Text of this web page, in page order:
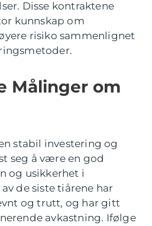
Disse kontraktene
kunnskap om
risiko sammenlignet
Målinger om
stabil investering og
seg å være en god
og usikkerhet i
de siste tiårene har
og trutt, og har gitt
avkastning. Ifølge